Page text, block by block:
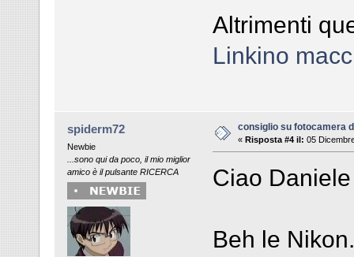
Altrimenti
Linkino
spiderm72
Newbie
...sono qui da poco, il mio miglior
amico è il pulsante RICERCA
consiglio su fotocamera
« Risposta #4 il: 05
Ciao
Beh le